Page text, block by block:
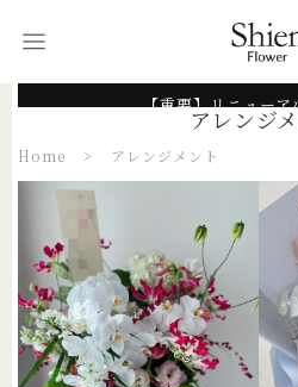
【重要】リニューア
アレンジ
Home アレンジメント